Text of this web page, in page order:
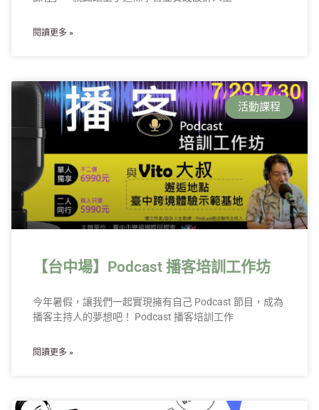
閱讀更多 »
活動課程
【台中場】Podcast 播客培訓工作坊
今年暑假，讓我們一起實現擁有自己 Podcast 節目，成為
播客主持人的夢想吧！ Podcast 播客培訓工作
閱讀更多 »